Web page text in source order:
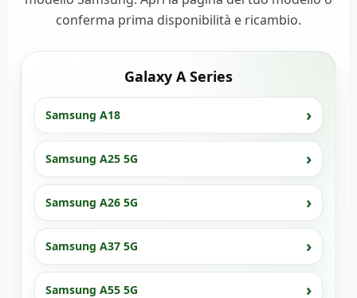
conferma prima disponibilità e ricambio.
Galaxy A Series
Samsung A18
Samsung A25 5G
Samsung A26 5G
Samsung A37 5G
Samsung A55 5G